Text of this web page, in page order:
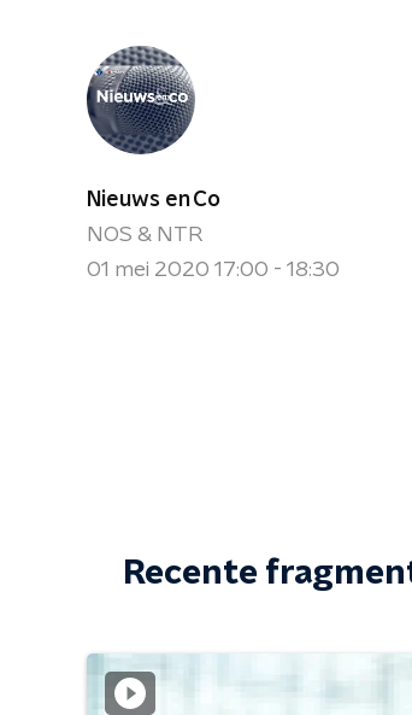
Nieuws en Co
NOS & NTR
01 mei 2020 17:00 - 18:30
Recente